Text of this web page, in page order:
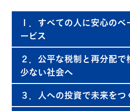
１．すべての人に安心の
ービス
２．公平な税制と再分配で
少ない社会へ
３．人への投資で未来をつ